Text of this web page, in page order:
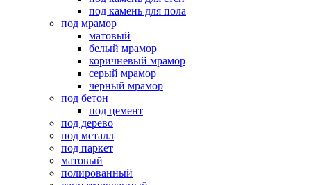
под камень для пола
под мрамор
матовый
белый мрамор
коричневый мрамор
серый мрамор
черный мрамор
под бетон
под цемент
под дерево
под металл
под паркет
матовый
полированный